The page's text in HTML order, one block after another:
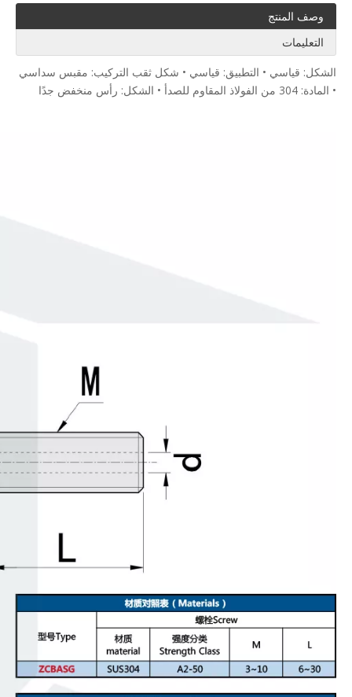
وصف المنتج
التعليمات
الشكل: قياسي • التطبيق: قياسي • شكل ثقب التركيب: مقبس سداسي
• المادة: 304 من الفولاذ المقاوم للصدأ • الشكل: رأس منخفض جدًا